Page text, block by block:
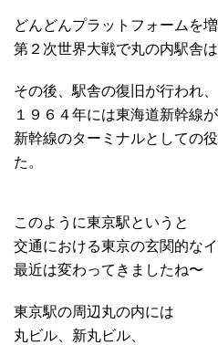
どんどんプラットフォームを
第２次世界大戦で丸の内駅舎は
その後、駅舎の復旧が行われ、
１９６４年には東海道新幹線
新幹線のターミナルとしての
た。
このように東京駅というと
交通における東京の玄関的な
最近は変わってきましたね〜
東京駅の周辺丸の内には
丸ビル、新丸ビル、